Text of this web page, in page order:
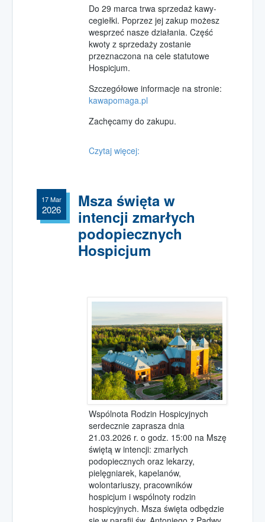
współpraca ze szkołami
Wolontariat opiekuńczy
pomóż w opiece nad chorymi
pomóż w akcjach promocyjnych
Pola Nadziei 2015
Pola Nadziei 2016
Pola Nadziei 2017
Do 29 marca trwa sprzedaż kawy-
cegiełki. Poprzez jej zakup możesz
wesprzeć nasze działania. Część
kwoty z sprzedaży zostanie
przeznaczona na cele statutowe
Hospicjum.
Szczegółowe informacje na stronie:
kawapomaga.pl
Zachęcamy do zakupu.
Czytaj więcej:
Msza święta w
intencji zmarłych
podopiecznych
Hospicjum
17 Mar
2026
Wspólnota Rodzin Hospicyjnych
serdecznie zaprasza dnia
21.03.2026 r. o godz. 15:00 na Mszę
świętą w intencji: zmarłych
podopiecznych oraz lekarzy,
pielęgniarek, kapelanów,
wolontariuszy, pracowników
hospicjum i wspólnoty rodzin
hospicyjnych. Msza święta odbędzie